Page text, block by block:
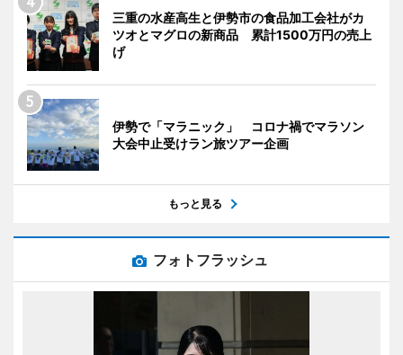
三重の水産高生と伊勢市の食品加工会社がカ
ツオとマグロの新商品 累計1500万円の売上
げ
伊勢で「マラニック」 コロナ禍でマラソン
大会中止受けラン旅ツアー企画
もっと見る
フォトフラッシュ